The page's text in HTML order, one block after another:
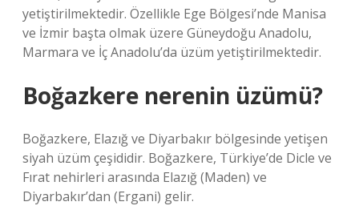
yetiştirilmektedir. Özellikle Ege Bölgesi’nde Manisa
ve İzmir başta olmak üzere Güneydoğu Anadolu,
Marmara ve İç Anadolu’da üzüm yetiştirilmektedir.
Boğazkere nerenin üzümü?
Boğazkere, Elazığ ve Diyarbakır bölgesinde yetişen
siyah üzüm çeşididir. Boğazkere, Türkiye’de Dicle ve
Fırat nehirleri arasında Elazığ (Maden) ve
Diyarbakır’dan (Ergani) gelir.